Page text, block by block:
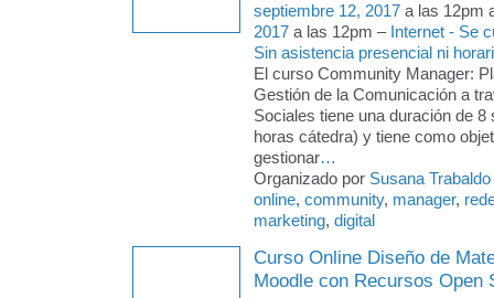
septiembre 12, 2017 a las 12pm
2017 a las 12pm – Internet - Se
Sin asistencia presencial ni
El curso Community Manager:
Gestión de la Comunicación a
Sociales tiene una duración de 8
horas cátedra) y tiene como
gestionar…
Organizado por Susana Trabaldo
online, community, manager,
marketing, digital
Curso Online Diseño de
Moodle con Recursos Open